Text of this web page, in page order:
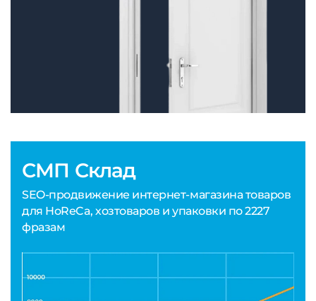
СМП Склад
SEO-продвижение интернет-магазина товаров
для HoReCa, хозтоваров и упаковки по 2227
фразам